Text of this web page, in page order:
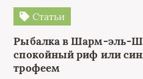
Статьи
Рыбалка в Шарм-эль-
спокойный риф или
трофеем